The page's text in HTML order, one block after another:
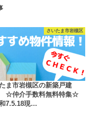
さいたま市岩槻区
ま市岩槻区の新築戸建
☆仲介手数料無料特集☆
和7.5.18現…